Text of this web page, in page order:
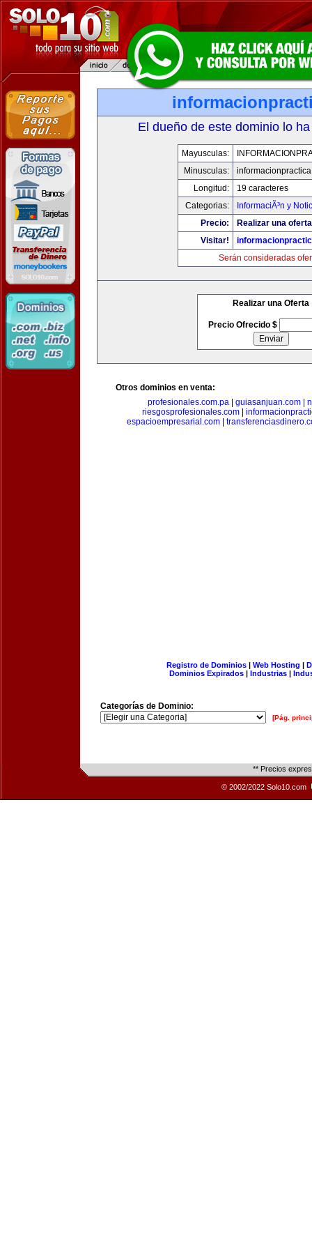
El dueño de este dominio lo
Mayusculas:
Minusculas:
Longitud:
19 caracteres
Categorias:
InformaciÃ³n y
Precio:
Realizar una
Visitar!
Serán consideradas
Realizar una Oferta
Precio Ofrecido $
Otros dominios en venta:
profesionales.com.pa
guiasanjuan.com
riesgosprofesionales.com
espacioempresarial.com
Registro de Dominios| Web Hosting |
Dominios Expirados | Industrias |
Categorías de Dominio:
[Pág.
** Precios
© 2002/2022 Solo10.com